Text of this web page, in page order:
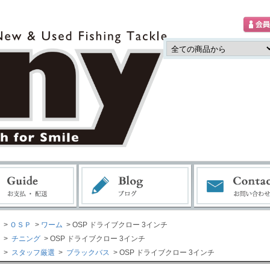
> ＯＳＰ > ワーム > OSP ドライブクロー 3インチ
> チニング > OSP ドライブクロー 3インチ
> スタッフ厳選 > ブラックバス > OSP ドライブクロー 3インチ